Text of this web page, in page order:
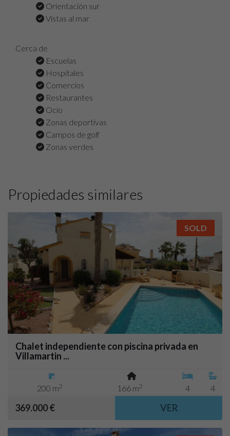
Orientación sur
Vistas al mar
Cerca de
Escuelas
Hospitales
Comercios
Restaurantes
Ocio
Zonas deportivas
Campos de golf
Zonas verdes
Propiedades similares
SOLD
Chalet independiente con piscina privada en
Villamartin ...
200 m2 166 m2 4 4
369.000 € VER